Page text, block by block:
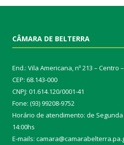
CÂMARA DE BELTERRA
End.: Vila Americana, nº 213 – Centro
CEP: 68.143-000
CNPJ: 01.614.120/0001-41
Fone: (93) 99208-9752
Horário de atendimento: de Segunda
14:00hs
E-mails: